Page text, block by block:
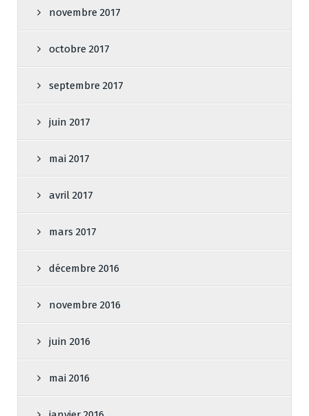
novembre 2017
octobre 2017
septembre 2017
juin 2017
mai 2017
avril 2017
mars 2017
décembre 2016
novembre 2016
juin 2016
mai 2016